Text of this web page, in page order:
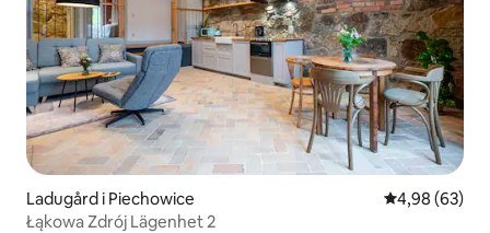
Ladugård i Piechowice 4,98 av 5 i
4,98 (63)
Łąkowa Zdrój Lägenhet 2